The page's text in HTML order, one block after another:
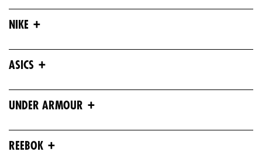
NIKE +
ASICS +
UNDER ARMOUR +
REEBOK +